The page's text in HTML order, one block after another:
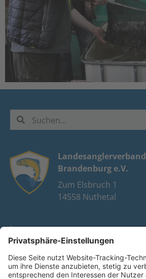
Landesanglerverband
Brandenburg e.V.
Zum Elsbruch 1
14558 Nuthetal
Impressum
Datenschutz
FAQ